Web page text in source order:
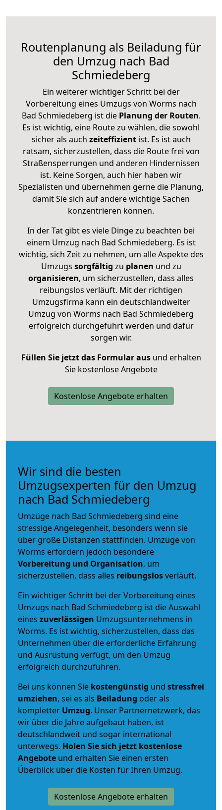
Routenplanung als Beiladung für
den Umzug nach Bad
Schmiedeberg
Ein weiterer wichtiger Schritt bei der
Vorbereitung eines Umzugs von Worms nach
Bad Schmiedeberg ist diePlanung der Routen.
Es ist wichtig, eine Route zu wählen, die sowohl
sicher als auch zeiteffizientist. Es ist auch
ratsam, sicherzustellen, dass die Route frei von
Straßensperrungen und anderen Hindernissen
ist. Keine Sorgen, auch hier haben wir
Spezialisten und übernehmen gerne die Planung,
damit Sie sich auf andere wichtige Sachen
konzentrieren können.
In der Tat gibt es viele Dinge zu beachten bei
einem Umzug nach Bad Schmiedeberg. Es ist
wichtig, sich Zeit zu nehmen, um alle Aspekte des
Umzugs sorgfältig zu planen und zu
organisieren, um sicherzustellen, dass alles
reibungslos verläuft. Mit der richtigen
Umzugsfirma kann ein deutschlandweiter
Umzug von Worms nach Bad Schmiedeberg
erfolgreich durchgeführt werden und dafür
sorgen wir.
Füllen Sie jetzt das Formular ausund erhalten
Sie kostenlose Angebote
Kostenlose Angebote erhalten
Wir sind die besten
Umzugsexperten für den Umzug
nach Bad Schmiedeberg
Umzüge nach Bad Schmiedeberg sind eine
stressige Angelegenheit, besonders wenn sie
über große Distanzen stattfinden. Umzüge von
Worms erfordern jedoch besondere
Vorbereitung und Organisation, um
sicherzustellen, dass alles reibungslosverläuft.
Ein wichtiger Schritt bei der Vorbereitung eines
Umzugs nach Bad Schmiedeberg ist die Auswahl
eines zuverlässigen Umzugsunternehmens in
Worms. Es ist wichtig, sicherzustellen, dass das
Unternehmen über die erforderliche Erfahrung
und Ausrüstung verfügt, um den Umzug
erfolgreich durchzuführen.
Bei uns können Sie kostengünstig und stressfrei
umziehen, sei es als Beiladung oder als
kompletter Umzug. Unser Partnernetzwerk, das
wir über die Jahre aufgebaut haben, ist
deutschlandweit und sogar international
unterwegs. Holen Sie sich jetzt kostenlose
Angebote und erhalten Sie einen ersten
Überblick über die Kosten für Ihren Umzug.
Kostenlose Angebote erhalten